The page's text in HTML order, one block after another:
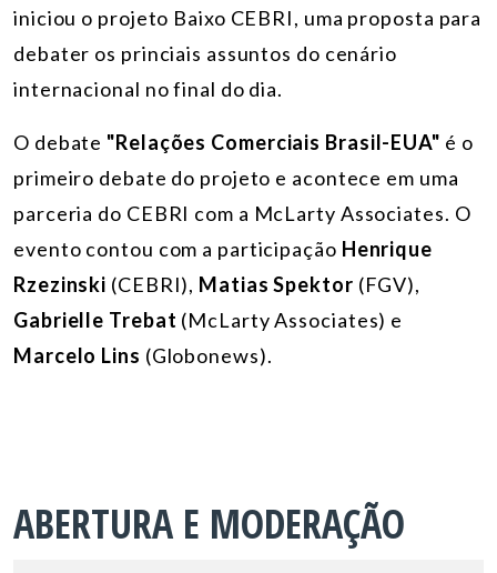
iniciou o projeto Baixo CEBRI, uma proposta para
debater os princiais assuntos do cenário
internacional no final do dia.
O debate "Relações Comerciais Brasil-EUA" é o
primeiro debate do projeto e acontece em uma
parceria do CEBRI com a McLarty Associates. O
evento contou com a participação Henrique
Rzezinski (CEBRI), Matias Spektor (FGV),
Gabrielle Trebat (McLarty Associates) e
Marcelo Lins (Globonews).
ABERTURA E MODERAÇÃO